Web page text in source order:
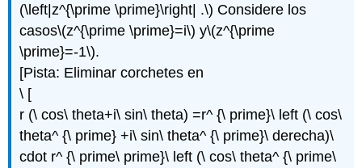
(\left|z^{\prime \prime}\right| .\) Considere los
casos\(z^{\prime \prime}=i\) y\(z^{\prime
\prime}=-1\).
[Pista: Eliminar corchetes en
\ [
r (\ cos\ theta+i\ sin\ theta) =r^ {\ prime}\ left (\ cos\
theta^ {\ prime} +i\ sin\ theta^ {\ prime}\ derecha)\
cdot r^ {\ prime\ prime}\ left (\ cos\ theta^ {\ prime\